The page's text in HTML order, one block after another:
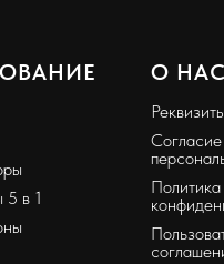
5 в 1
О НАС
Реквизиты
Политика